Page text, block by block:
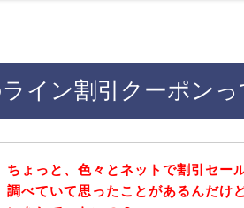
イン割引クーポンっ
ちょっと、色々とネットで割引セー
調べていて思ったことがあるんだけ